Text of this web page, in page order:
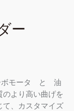
ー
ボモータ と 油
のより高い曲げを
て、カスタマイズ